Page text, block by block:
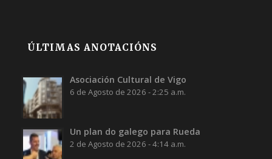
ÚLTIMAS ANOTACIÓNS
Asociación Cultural de Vigo
6 de Agosto de 2026 - 2:25 a.m.
Un plan do galego para Rueda
2 de Agosto de 2026 - 4:14 a.m.